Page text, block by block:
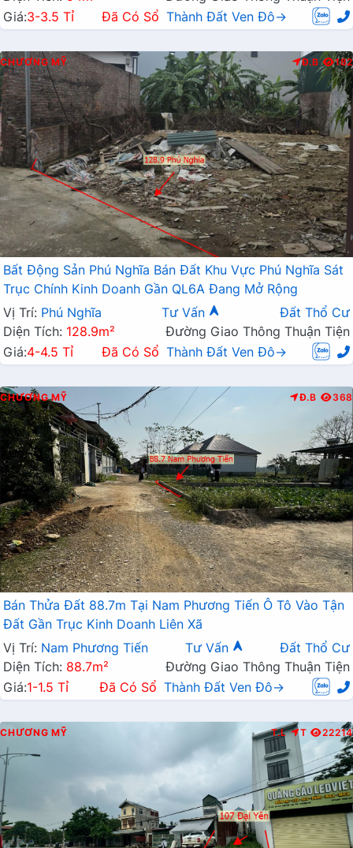
Giá:3-3.5 Tỉ Đã Có Sổ Thành Đất Ven Đô→
CHƯƠNG MỸ Đ.B 182
Bất Động Sản Phú Nghĩa Bán Đất Khu Vực Phú Nghĩa Sát
Trục Chính Kinh Doanh Gần QL6A Đang Mở Rộng
Vị Trí: Phú Nghĩa Tư Vấn
Đất Thổ Cư
Diện Tích: 128.9m²
Đường Giao Thông Thuận Tiện
Giá:4-4.5 Tỉ Đã Có Sổ Thành Đất Ven Đô→
CHƯƠNG MỸ Đ.B 368
Bán Thửa Đất 88.7m Tại Nam Phương Tiến Ô Tô Vào Tận
Đất Gần Trục Kinh Doanh Liên Xã
Vị Trí: Nam Phương Tiến Tư Vấn
Đất Thổ Cư
Diện Tích: 88.7m²
Đường Giao Thông Thuận Tiện
Giá:1-1.5 Tỉ Đã Có Sổ Thành Đất Ven Đô→
CHƯƠNG MỸ T.L T 22214